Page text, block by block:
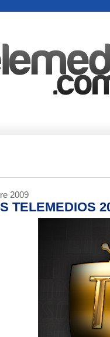
2009
TELEMEDIOS